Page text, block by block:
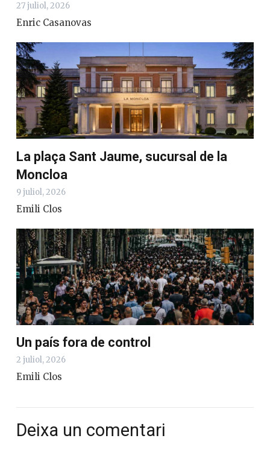
27 juliol, 2026
Enric Casanovas
La plaça Sant Jaume, sucursal de la
Moncloa
9 juliol, 2026
Emili Clos
Un país fora de control
2 juliol, 2026
Emili Clos
Deixa un comentari